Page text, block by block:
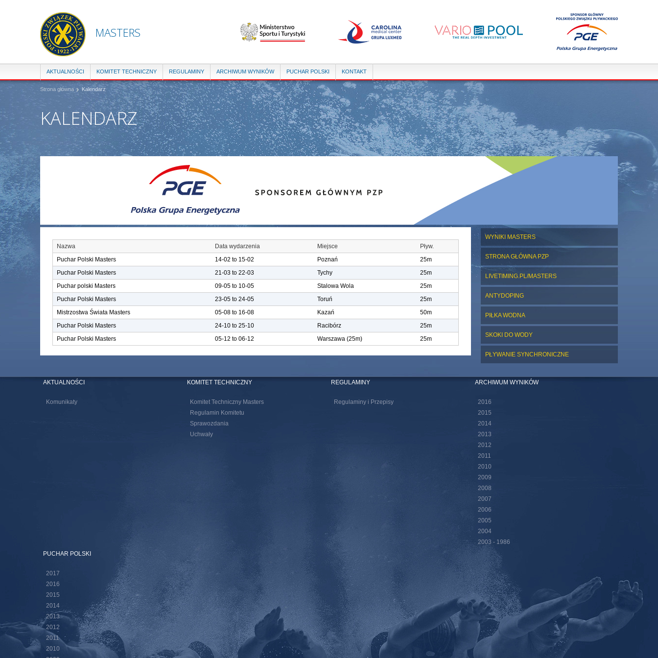
MASTERS
AKTUALNOŚCI KOMITET TECHNICZNY REGULAMINY ARCHIWUM WYNIKÓW PUCHAR POLSKI KONTAKT
Strona główna Kalendarz
KALENDARZ
Nazwa Data wydarzenia Miejsce
Pływ.
Puchar Polski Masters
14-02 to 15-02 Poznań
25m
Puchar Polski Masters
21-03 to 22-03 Tychy
25m
Puchar polski Masters
09-05 to 10-05 Stalowa Wola
25m
Puchar Polski Masters
23-05 to 24-05 Toruń
25m
Mistrzostwa Świata Masters
05-08 to 16-08 Kazań
50m
Puchar Polski Masters
24-10 to 25-10 Racibórz
25m
Puchar Polski Masters
05-12 to 06-12 Warszawa (25m) 25m
WYNIKI MASTERS
STRONA GŁÓWNA PZP
LIVETIMING.PL/MASTERS
ANTYDOPING
PIŁKA WODNA
SKOKI DO WODY
PŁYWANIE SYNCHRONICZNE
AKTUALNOŚCI
Komunikaty
KOMITET TECHNICZNY
Komitet Techniczny Masters
Regulamin Komitetu
Sprawozdania
Uchwały
REGULAMINY
Regulaminy i Przepisy
ARCHIWUM WYNIKÓW
2016
2015
2014
2013
2012
2011
2010
2009
2008
2007
2006
2005
2004
2003 - 1986
PUCHAR POLSKI
2017
2016
2015
2014
2013
2012
2011
2010